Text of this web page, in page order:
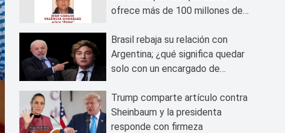
ofrece más de 100 millones de
Brasil rebaja su relación con
Argentina; ¿qué significa quedar
solo con un encargado de
Trump comparte artículo contra
Sheinbaum y la presidenta
responde con firmeza